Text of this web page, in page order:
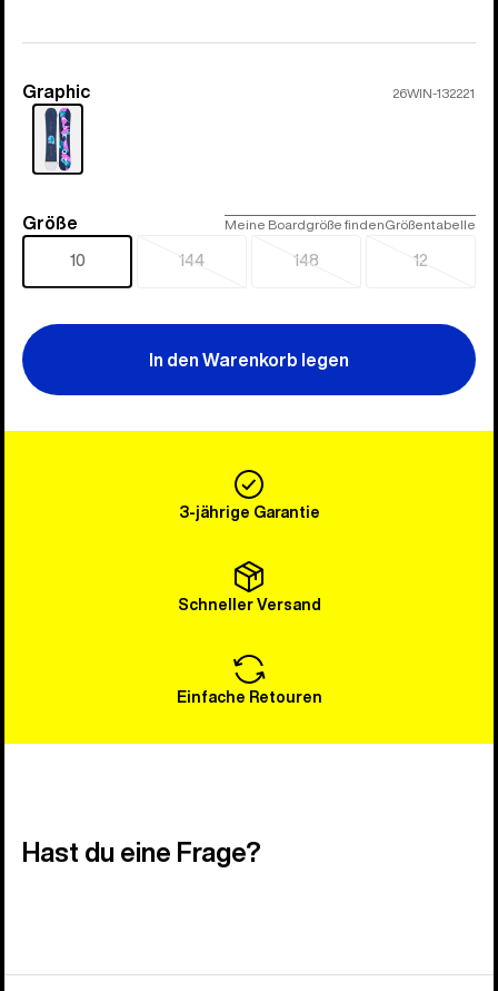
Farbe
Graphic 26WIN-132221
Größe
Größe Meine Boardgröße findenGrößentabelle
10 144
Ausverkauft
148
Ausverkauft
12
In den Warenkorb legen
3-jährige Garantie
Schneller Versand
Einfache Retouren
Hast du eine Frage?